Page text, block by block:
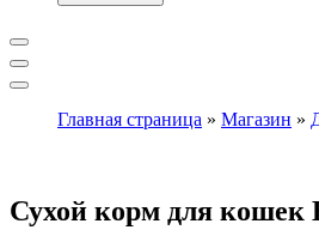
Главная страница » Магазин »
Сухой корм для кошек